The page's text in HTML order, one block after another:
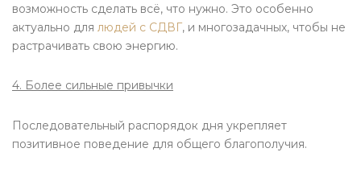
возможность сделать всё, что нужно. Это особенно
актуально для людей с СДВГ, и многозадачных, чтобы не
растрачивать свою энергию.
4. Более сильные привычки
Последовательный распорядок дня укрепляет
позитивное поведение для общего благополучия.